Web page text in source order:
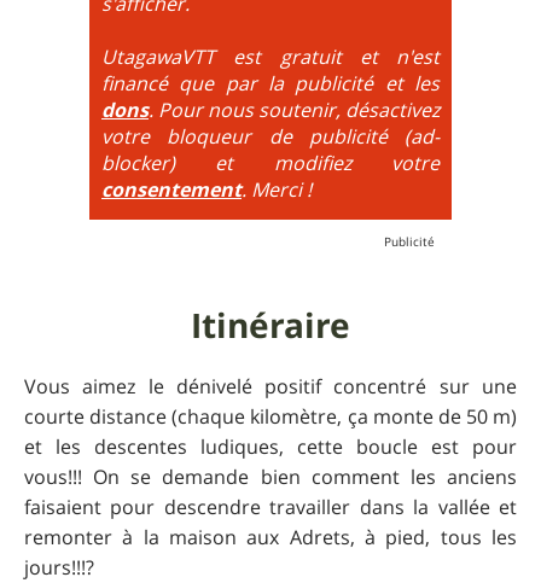
très hautes etc.
= On prend les difficultés du niveau 5 et on les
additionne, c'est à dire qu'on peut combiner pente
très raide avec épingles trialisantes !
UtagawaVTT est gratuit et n'est
financé que par la publicité et les
dons. Pour nous soutenir, désactivez
votre bloqueur de publicité (ad-
blocker) et modifiez votre
consentement. Merci !
Itinéraire
Vous aimez le dénivelé positif concentré sur une
courte distance (chaque kilomètre, ça monte de 50 m)
et les descentes ludiques, cette boucle est pour
vous!!! On se demande bien comment les anciens
faisaient pour descendre travailler dans la vallée et
remonter à la maison aux Adrets, à pied, tous les
jours!!!?